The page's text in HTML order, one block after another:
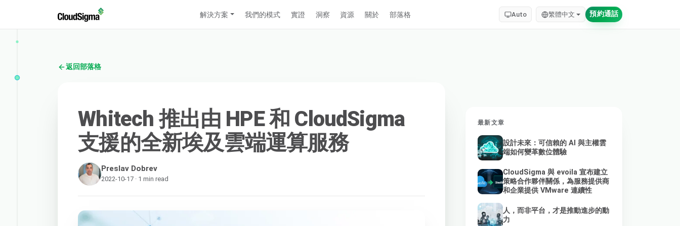
解決方案 我們的模式 實證 洞察 資源 關於 部落格 Auto 繁體中文 預約通話
返回部落格
Whitech 推出由 HPE 和 CloudSigma
支援的全新埃及雲端運算服務
Preslav Dobrev
2022-10-17 · 1 min read
最新文章
設計未來：可信賴的 AI 與主權雲
端如何變革數位體驗
CloudSigma 與 evoila 宣布建立
策略合作夥伴關係，為服務提供商
和企業提供 VMware 連續性
人，而非平台，才是推動進步的動
力